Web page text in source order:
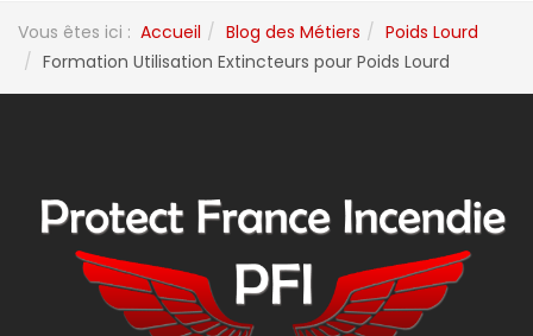
Vous êtes ici : Accueil Blog des Métiers
Poids Lourd
Formation Utilisation Extincteurs pour Poids Lourd